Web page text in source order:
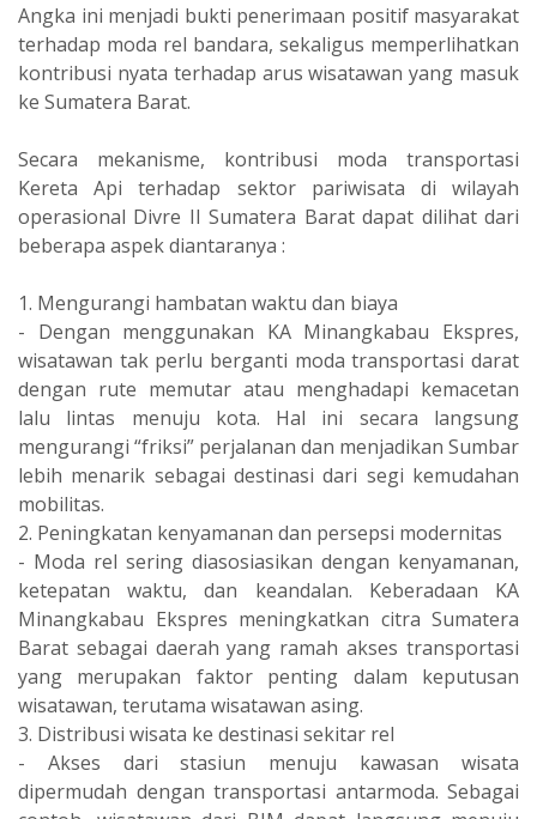
Angka ini menjadi bukti penerimaan positif masyarakat
terhadap moda rel bandara, sekaligus memperlihatkan
kontribusi nyata terhadap arus wisatawan yang masuk
ke Sumatera Barat.
Secara mekanisme, kontribusi moda transportasi
Kereta Api terhadap sektor pariwisata di wilayah
operasional Divre II Sumatera Barat dapat dilihat dari
beberapa aspek diantaranya :
1. Mengurangi hambatan waktu dan biaya
- Dengan menggunakan KA Minangkabau Ekspres,
wisatawan tak perlu berganti moda transportasi darat
dengan rute memutar atau menghadapi kemacetan
lalu lintas menuju kota. Hal ini secara langsung
mengurangi “friksi” perjalanan dan menjadikan Sumbar
lebih menarik sebagai destinasi dari segi kemudahan
mobilitas.
2. Peningkatan kenyamanan dan persepsi modernitas
- Moda rel sering diasosiasikan dengan kenyamanan,
ketepatan waktu, dan keandalan. Keberadaan KA
Minangkabau Ekspres meningkatkan citra Sumatera
Barat sebagai daerah yang ramah akses transportasi
yang merupakan faktor penting dalam keputusan
wisatawan, terutama wisatawan asing.
3. Distribusi wisata ke destinasi sekitar rel
- Akses dari stasiun menuju kawasan wisata
dipermudah dengan transportasi antarmoda. Sebagai